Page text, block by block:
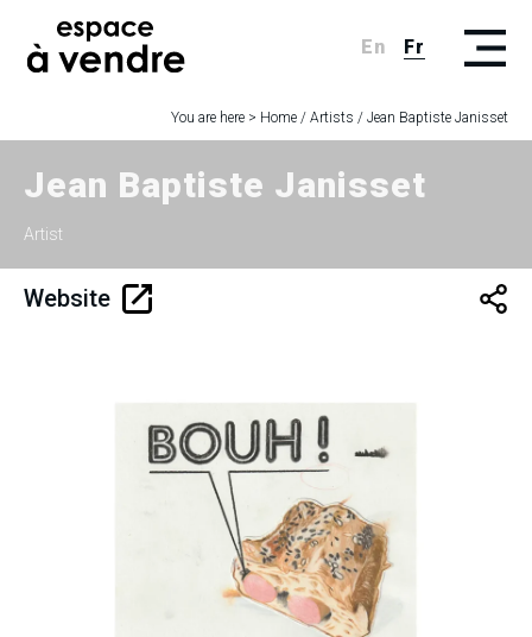
En Fr
You are here > Home / Artists / Jean Baptiste Janisset
Jean Baptiste Janisset
Artist
Website